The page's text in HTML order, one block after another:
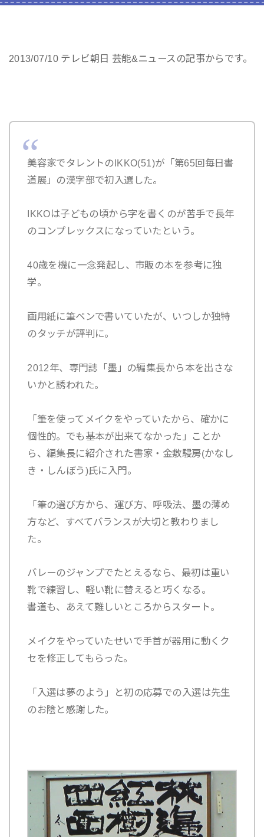
2013/07/10 テレビ朝日 芸能&ニュースの記事からです。
美容家でタレントのIKKO(51)が「第65回毎日書
道展」の漢字部で初入選した。
IKKOは子どもの頃から字を書くのが苦手で長年
のコンプレックスになっていたという。
40歳を機に一念発起し、市販の本を参考に独
学。
画用紙に筆ペンで書いていたが、いつしか独特
のタッチが評判に。
2012年、専門誌「墨」の編集長から本を出さな
いかと誘われた。
「筆を使ってメイクをやっていたから、確かに
個性的。でも基本が出来てなかった」ことか
ら、編集長に紹介された書家・金敷駸房(かなし
き・しんぼう)氏に入門。
「筆の選び方から、運び方、呼吸法、墨の薄め
方など、すべてバランスが大切と教わりまし
た。
バレーのジャンプでたとえるなら、最初は重い
靴で練習し、軽い靴に替えると巧くなる。
書道も、あえて難しいところからスタート。
メイクをやっていたせいで手首が器用に動くク
セを修正してもらった。
「入選は夢のよう」と初の応募での入選は先生
のお陰と感謝した。